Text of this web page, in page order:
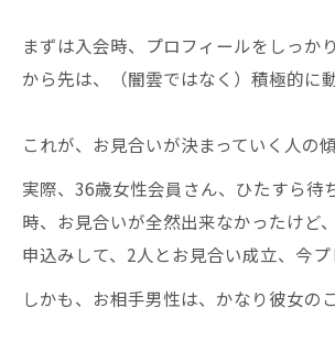
まずは入会時、プロフィールをしっか
から先は、（闇雲ではなく）積極的に
これが、お見合いが決まっていく人の
実際、36歳女性会員さん、ひたすら待
時、お見合いが全然出来なかったけど
申込みして、2人とお見合い成立、今
しかも、お相手男性は、かなり彼女の